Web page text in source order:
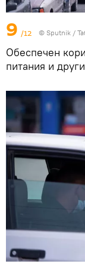
9 /12 © Sputnik /
Обеспечен
питания и